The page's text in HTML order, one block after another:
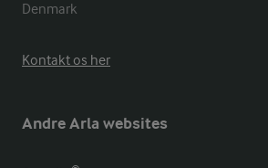
Denmark
Kontakt os her
Andre Arla websites